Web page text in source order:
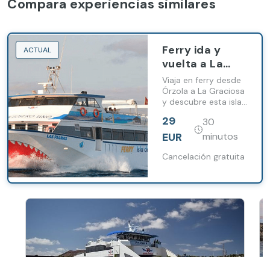
Compara experiencias similares
ACTUAL
Ferry ida y
vuelta a La
Graciosa
desde Órzola
Viaja en ferry desde
Órzola a La Graciosa
y descubre esta isla
Chinijo a tu ritmo.
29
EUR
30
minutos
Cancelación gratuita